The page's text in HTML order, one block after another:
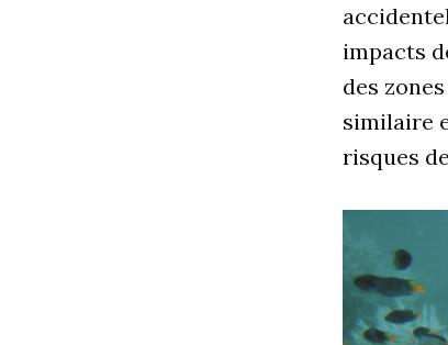
impacts
des
similaire
risques